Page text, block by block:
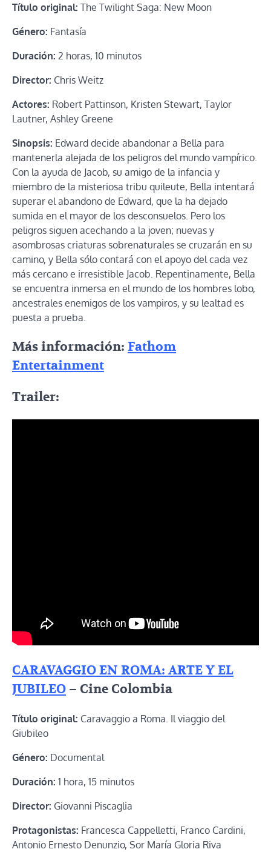
Título original: The Twilight Saga: New Moon
Género: Fantasía
Duración: 2 horas, 10 minutos
Director: Chris Weitz
Actores: Robert Pattinson, Kristen Stewart, Taylor
Lautner, Ashley Greene
Sinopsis: Edward decide abandonar a Bella para
mantenerla alejada de los peligros del mundo vampírico.
Con la ayuda de Jacob, su amigo de la infancia y
miembro de la misteriosa tribu quileute, Bella intentará
superar el abandono de Edward, que la ha dejado
sumida en el mayor de los desconsuelos. Pero los
peligros siguen acechando a la joven; nuevas y
asombrosas criaturas sobrenaturales se cruzarán en su
camino, y Bella sólo contará con el apoyo del cada vez
más cercano e irresistible Jacob. Repentinamente, Bella
se encuentra inmersa en el mundo de los hombres lobo,
ancestrales enemigos de los vampiros, y su lealtad es
puesta a prueba.
Más información: Fathom
Entertainment
Trailer:
CARAVAGGIO EN ROMA: ARTE Y EL
JUBILEO – Cine Colombia
Título original: Caravaggio a Roma. Il viaggio del
Giubileo
Género: Documental
Duración: 1 hora, 15 minutos
Director: Giovanni Piscaglia
Protagonistas: Francesca Cappelletti, Franco Cardini,
Antonio Ernesto Denunzio, Sor María Gloria Riva